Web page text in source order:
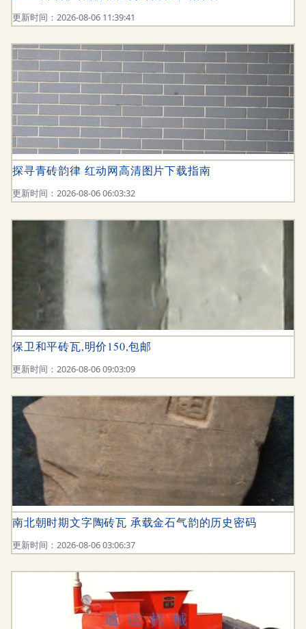
更新时间：2026-08-06 11:39:41
探寻青砖韵律 红动网高清图片下载指南
更新时间：2026-08-06 06:03:32
保卫和平砖瓦,明价150,包邮
更新时间：2026-08-06 09:03:09
南北朝时期文字陶砖瓦 承载金石气韵的历史密码
更新时间：2026-08-06 03:06:37